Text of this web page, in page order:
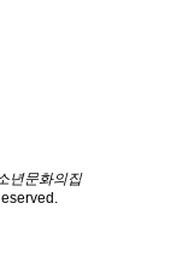
년문화의집